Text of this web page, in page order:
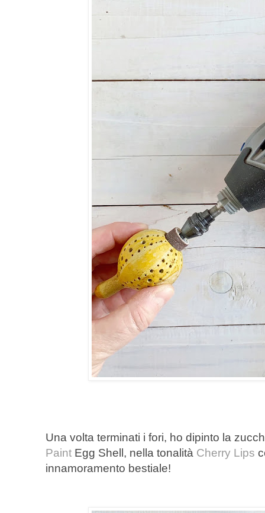
Una volta terminati i fori, ho dipinto la
Paint Egg Shell, nella tonalità Cherry Lips
innamoramento bestiale!